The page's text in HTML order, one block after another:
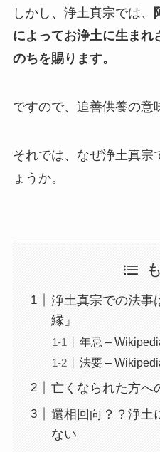
しかし、浄土真宗では、
によってお浄土に生まれ
のちを賜ります。
ですので、追善供養の意
それでは、なぜ浄土真宗
ょうか。
浄土真宗での法事
縁」
年忌 –
法要 –
亡くなられた方へ
還相回向？？浄土
ない